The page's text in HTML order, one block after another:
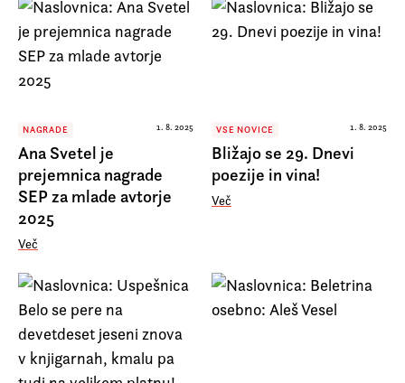
NAGRADE 1. 8. 2025
Ana Svetel je
prejemnica nagrade
SEP za mlade avtorje
2025
Več
VSE NOVICE 1. 8. 2025
Bližajo se 29. Dnevi
poezije in vina!
Več